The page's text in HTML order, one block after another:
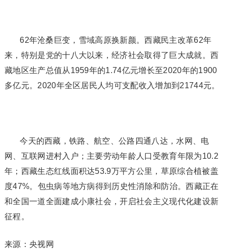
62年沧桑巨变，雪域高原换新颜。西藏民主改革62年
来，特别是党的十八大以来，经济社会取得了巨大成就。西
藏地区生产总值从1959年的1.74亿元增长至2020年的1900
多亿元。2020年全区居民人均可支配收入增加到21744元。
今天的西藏，铁路、航空、公路四通八达，水网、电
网、互联网进村入户；主要劳动年龄人口受教育年限为10.2
年；西藏生态红线面积达53.9万平方公里，草原综合植被盖
度47%。包虫病等地方病得到历史性消除和防治。西藏正在
和全国一道全面建成小康社会，开启社会主义现代化建设新
征程。
来源：央视网